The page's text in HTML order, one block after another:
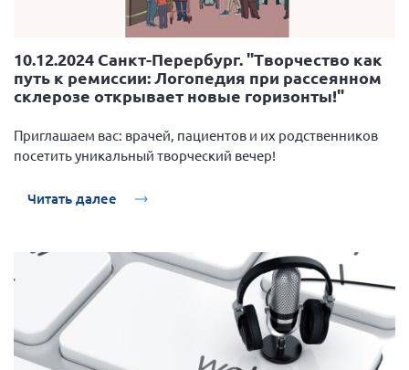
10.12.2024 Санкт-Перербург. "Творчество как
путь к ремиссии: Логопедия при рассеянном
склерозе открывает новые горизонты!"
Приглашаем вас: врачей, пациентов и их родственников
посетить уникальный творческий вечер!
Читать далее